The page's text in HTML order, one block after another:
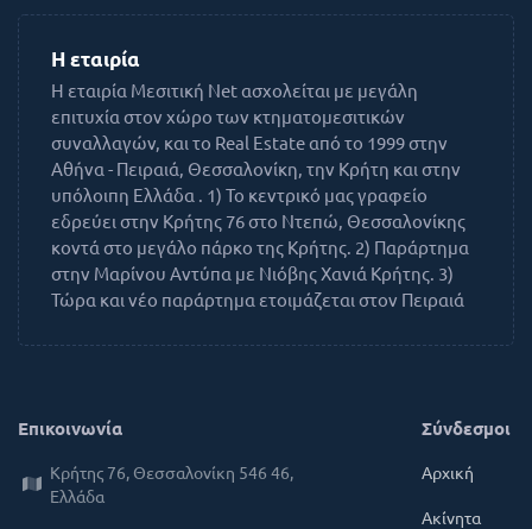
Η εταιρία
H εταιρία Μεσιτική Net ασχολείται με μεγάλη
επιτυχία στον χώρο των κτηματομεσιτικών
συναλλαγών, και το Real Εstate από το 1999 στην
Αθήνα - Πειραιά, Θεσσαλονίκη, την Κρήτη και στην
υπόλοιπη Ελλάδα . 1) Το κεντρικό μας γραφείο
εδρεύει στην Κρήτης 76 στο Ντεπώ, Θεσσαλονίκης
κοντά στο μεγάλο πάρκο της Κρήτης. 2) Παράρτημα
στην Μαρίνου Αντύπα με Νιόβης Χανιά Κρήτης. 3)
Τώρα και νέο παράρτημα ετοιμάζεται στον Πειραιά
Επικοινωνία
Κρήτης 76, Θεσσαλονίκη 546 46,
Ελλάδα
Σύνδεσμοι
Αρχική
Ακίνητα